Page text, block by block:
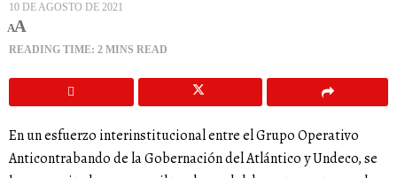
10 DE AGOSTO DE 2021
AA
READING TIME: 2 MINS READ
En un esfuerzo interinstitucional entre el Grupo Operativo
Anticontrabando de la Gobernación del Atlántico y Undeco, se